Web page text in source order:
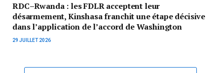
RDC–Rwanda : les FDLR acceptent leur
désarmement, Kinshasa franchit une étape décisive
dans l’application de l’accord de Washington
29 JUILLET 2026